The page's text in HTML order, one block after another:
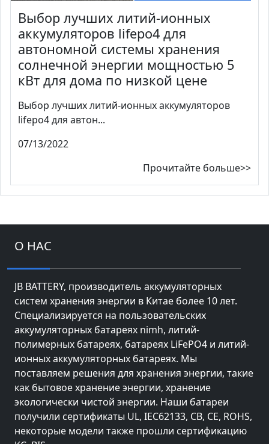
Выбор лучших литий-ионных
аккумуляторов lifepo4 для
автономной системы хранения
солнечной энергии мощностью 5
кВт для дома по низкой цене
Выбор лучших литий-ионных аккумуляторов
lifepo4 для автон...
07/13/2022
Прочитайте больше>>
О НАС
JB BATTERY, производитель аккумуляторных
систем хранения энергии в Китае более 10 лет.
Специализируется на пользовательских
аккумуляторных батареях nimh, литий-
полимерных батареях, батареях LiFePO4 и литий-
ионных аккумуляторных батареях. Мы
поставляем решения для хранения энергии, такие
как бытовое хранение энергии, хранение
экологически чистой энергии. Наши батареи
получили сертификаты UL, IEC62133, CB, CE, ROHS,
некоторые модели также прошли сертификацию